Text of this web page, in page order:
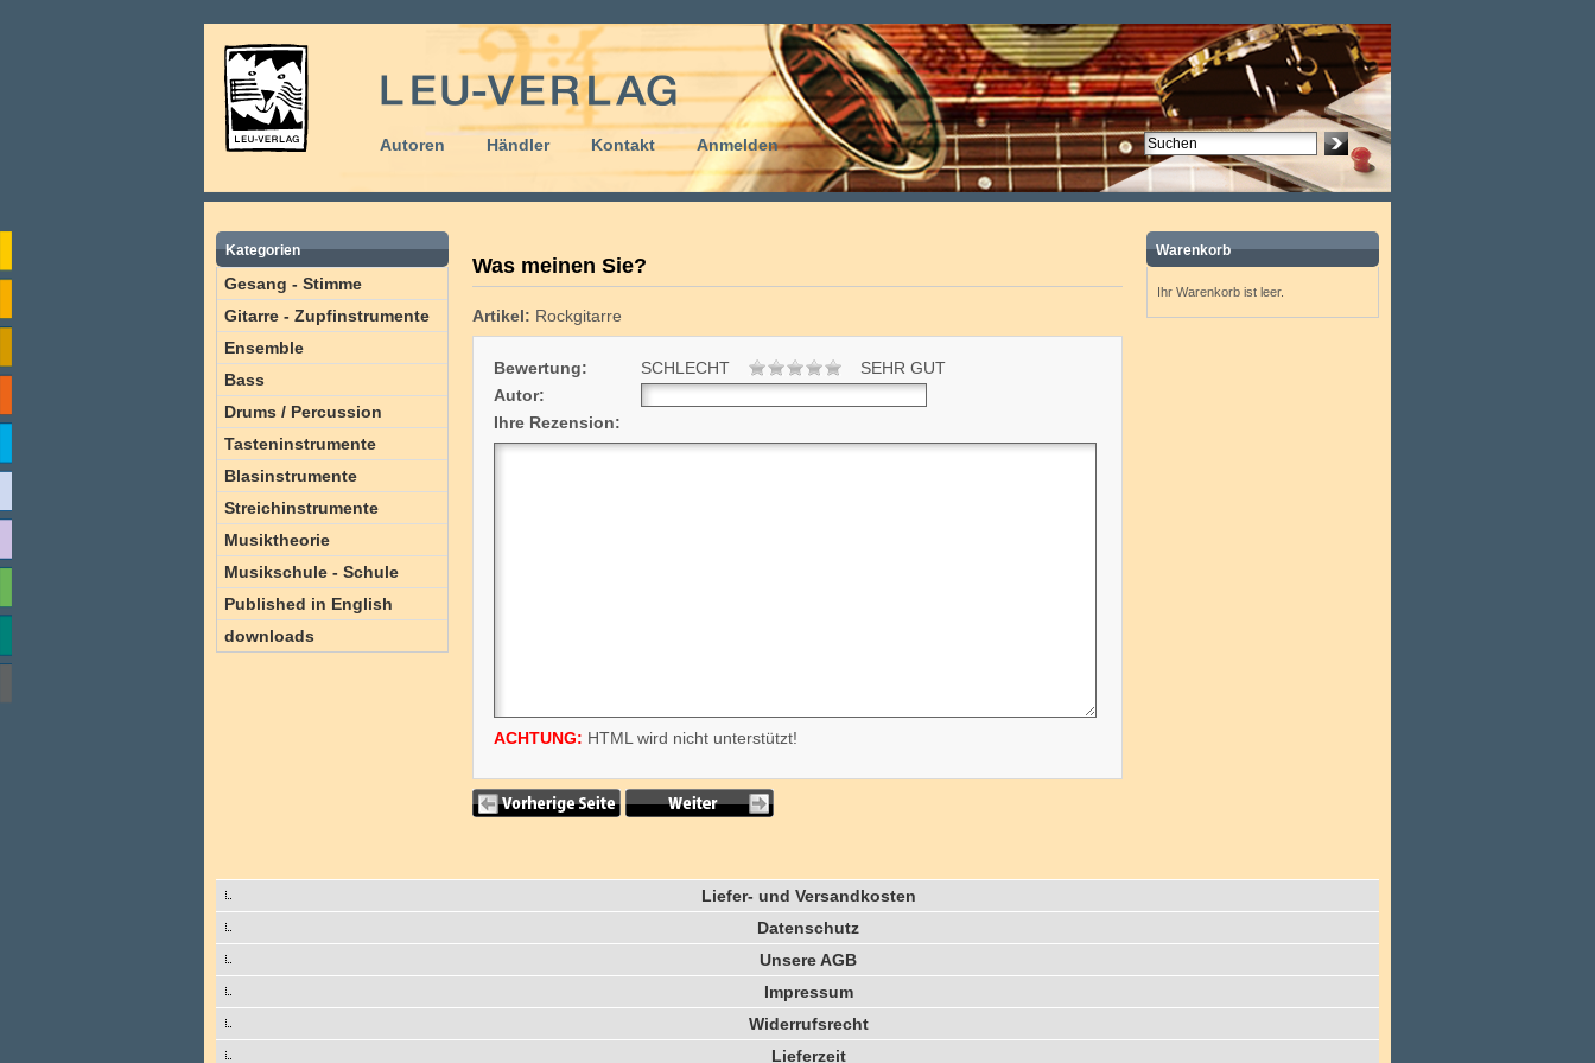
Autoren Händler Kontakt Anmelden
Kategorien
Gesang - Stimme
Gitarre - Zupfinstrumente
Ensemble
Bass
Drums / Percussion
Tasteninstrumente
Blasinstrumente
Streichinstrumente
Musiktheorie
Musikschule - Schule
Published in English
downloads
Was meinen Sie?
Artikel: Rockgitarre
Bewertung: SCHLECHT
SEHR GUT
Autor:
Ihre Rezension:
ACHTUNG: HTML wird nicht unterstützt!
Warenkorb
Ihr Warenkorb ist leer.
Liefer- und Versandkosten
Datenschutz
Unsere AGB
Impressum
Widerrufsrecht
Lieferzeit